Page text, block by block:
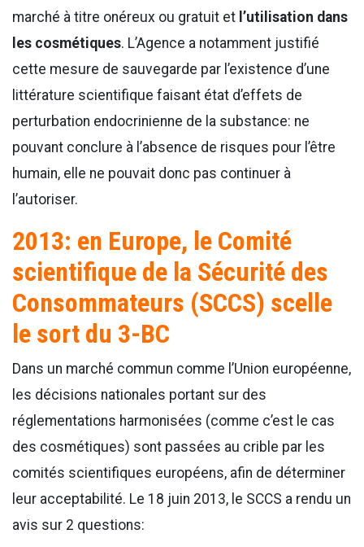
marché à titre onéreux ou gratuit et l’utilisation dans
les cosmétiques. L’Agence a notamment justifié
cette mesure de sauvegarde par l’existence d’une
littérature scientifique faisant état d’effets de
perturbation endocrinienne de la substance: ne
pouvant conclure à l’absence de risques pour l’être
humain, elle ne pouvait donc pas continuer à
l’autoriser.
2013: en Europe, le Comité
scientifique de la Sécurité des
Consommateurs (SCCS) scelle
le sort du 3-BC
Dans un marché commun comme l’Union européenne,
les décisions nationales portant sur des
réglementations harmonisées (comme c’est le cas
des cosmétiques) sont passées au crible par les
comités scientifiques européens, afin de déterminer
leur acceptabilité. Le 18 juin 2013, le SCCS a rendu un
avis sur 2 questions: